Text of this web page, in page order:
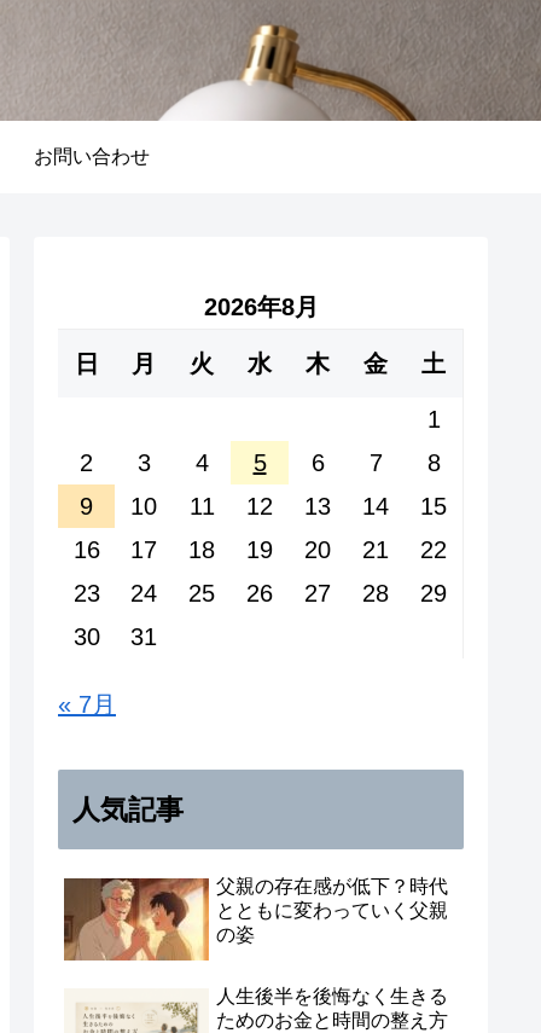
お問い合わせ
2026年8月
日 月 火 水 木 金 土
1
2
3 4 5 6 7
8
9
10 11 12 13 14
15
16
17 18 19 20 21
22
23
24 25 26 27 28
29
30
31
« 7月
人気記事
父親の存在感が低下？時代
とともに変わっていく父親
の姿
人生後半を後悔なく生きる
ためのお金と時間の整え方